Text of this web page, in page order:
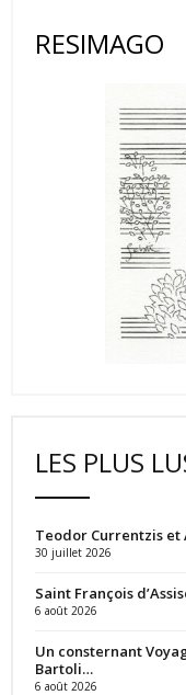
RESIMAGO
LES PLUS
Teodor Currentzis
30 juillet 2026
Saint François
6 août 2026
Un consternant
Bartoli…
6 août 2026